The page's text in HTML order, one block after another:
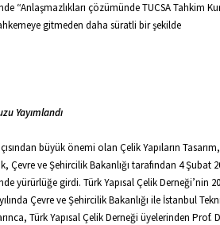
“Anlaşmazlıkları çözümünde TUCSA Tahkim
gitmeden daha süratli bir şekilde
Yayımlandı
büyük önemi olan Çelik Yapıların Tasarım,
Çevre ve Şehircilik Bakanlığı tarafından 4 Şubat
yürürlüğe girdi. Türk Yapısal Çelik Derneği’nin
Çevre ve Şehircilik Bakanlığı ile İstanbul
Türk Yapısal Çelik Derneği üyelerinden Prof.